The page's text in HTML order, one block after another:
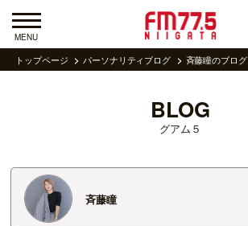
MENU
トップページ パーソナリティブログ 斉藤瞳のブログ
BLOG
グアム５
斉藤瞳